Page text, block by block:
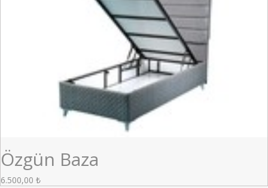
Özgün Baza
6.500,00 ₺